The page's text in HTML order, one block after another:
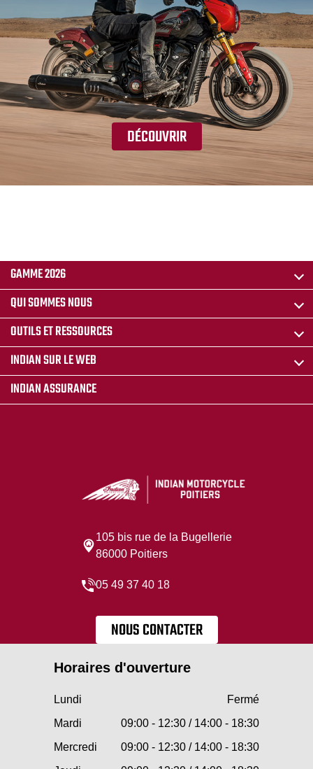
DÉCOUVRIR
GAMME 2026
QUI SOMMES NOUS
OUTILS ET RESSOURCES
INDIAN SUR LE WEB
INDIAN ASSURANCE
105 bis rue de la Bugellerie
86000 Poitiers
05 49 37 40 18
NOUS CONTACTER
Horaires d'ouverture
Lundi
Fermé
Mardi
09:00 - 12:30 / 14:00 - 18:30
Mercredi
09:00 - 12:30 / 14:00 - 18:30